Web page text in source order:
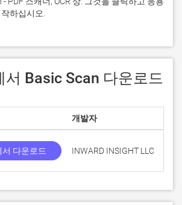
하십시오.
서 Basic Scan 다운로드
개발자
서 다운로드 INWARD INSIGHT LLC